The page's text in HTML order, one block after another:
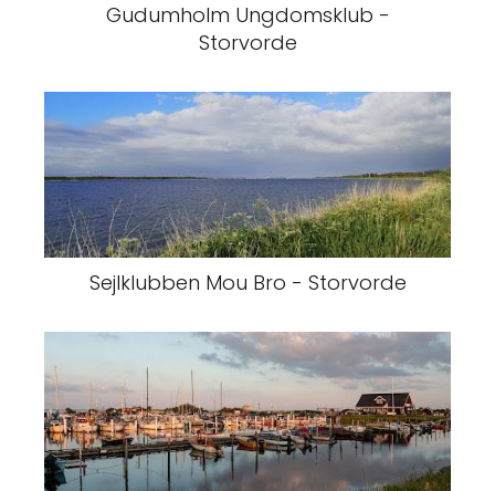
Gudumholm Ungdomsklub -
Storvorde
Sejlklubben Mou Bro - Storvorde